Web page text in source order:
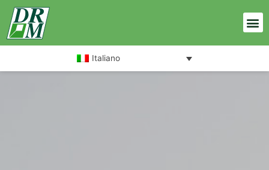
Italiano